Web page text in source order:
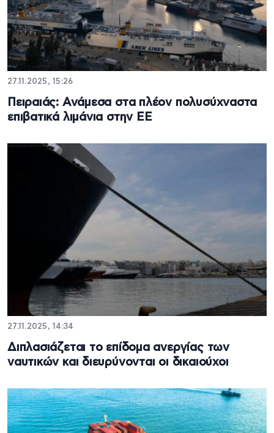
27.11.2025, 15:26
Πειραιάς: Ανάμεσα στα πλέον πολυσύχναστα
επιβατικά λιμάνια στην ΕΕ
27.11.2025, 14:34
Διπλασιάζεται το επίδομα ανεργίας των
ναυτικών και διευρύνονται οι δικαιούχοι